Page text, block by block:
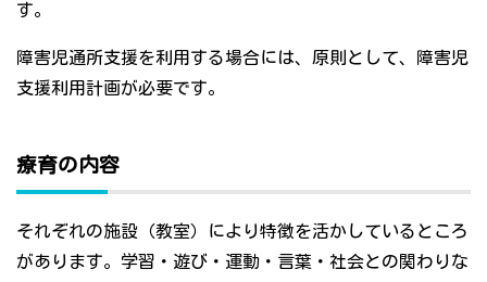
す。
障害児通所支援を利用する場合には、原則として、障害児
支援利用計画が必要です。
療育の内容
それぞれの施設（教室）により特徴を活かしているところ
があります。学習・遊び・運動・言葉・社会との関わりな